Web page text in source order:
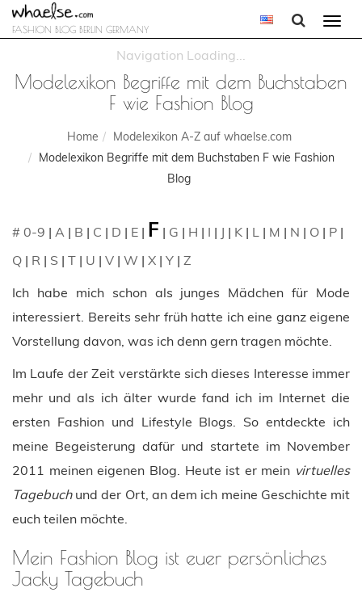
FASHION BLOG BERLIN GERMANY
Modelexikon Begriffe mit dem Buchstaben
F wie Fashion Blog
Home
Modelexikon A-Z auf whaelse.com
Modelexikon Begriffe mit dem Buchstaben F wie Fashion
Blog
# 0-9 | A | B | C | D | E | F | G | H | I | J | K | L | M | N | O | P |
Q | R | S | T | U | V | W | X | Y | Z
Ich habe mich schon als junges Mädchen für Mode
interessiert. Bereits sehr früh hatte ich eine ganz eigene
Vorstellung davon, was ich denn gern tragen möchte.
Im Laufe der Zeit verstärkte sich dieses Interesse immer
mehr und als ich älter wurde fand ich im Internet die
ersten Fashion und Lifestyle Blogs. So entdeckte ich
meine Begeisterung dafür und startete im November
2011 meinen eigenen Blog. Heute ist er mein virtuelles
Tagebuchund der Ort, an dem ich meine Geschichte mit
euch teilen möchte.
Mein Fashion Blog ist euer persönliches
Jacky Tagebuch